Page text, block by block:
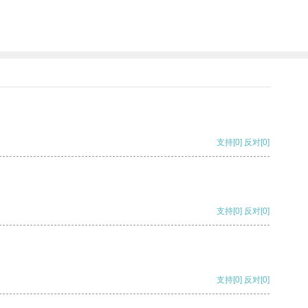
支持[0] 反对[0]
支持[0] 反对[0]
支持[0] 反对[0]